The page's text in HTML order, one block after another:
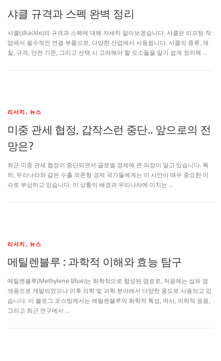
샤클 규격과 스펙 완벽 정리
샤클(shackle)의 규격과 스펙에 대해 자세히 알아보겠습니다. 샤클은 리프팅 작
업에서 필수적인 연결 부품으로, 다양한 산업에서 사용됩니다. 샤클의 종류, 재
질, 규격, 안전 기준, 그리고 선택 시 고려해야 할 요소들을 알기 쉽게 정리해 …
리서치, 뉴스
미중 관세 협정, 갑작스런 중단.. 앞으로의 전
망은?
최근 미중 관세 협정이 중단되면서 글로벌 경제에 큰 파장이 일고 있습니다. 특
히, 우리나라와 같은 수출 의존형 경제 국가들에게는 이 사안이 매우 중요한 이
슈로 부상하고 있습니다. 이 상황의 배경과 우리나라에 미치는 …
리서치, 뉴스
메틸렌블루 : 과학적 이해와 효능 탐구
메틸렌블루(Methylene Blue)는 화학적으로 합성된 염료로, 처음에는 섬유 염
색용으로 개발되었으나 이후 의학 및 과학 분야에서 다양한 용도로 사용되고 있
습니다. 이 블로그 포스팅에서는 메틸렌블루의 화학적 특성, 역사, 의학적 응용,
그리고 최근 연구에서 …